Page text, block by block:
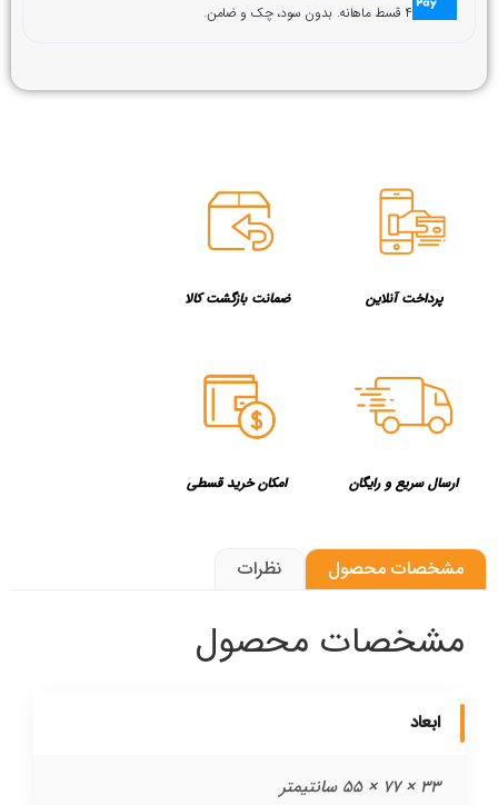
۴ قسط ماهانه. بدون سود، چک و ضامن.
پرداخت آنلاین ضمانت بازگشت کالا
ارسال سریع و رایگان امکان خرید قسطی
مشخصات محصول نظرات
مشخصات محصول
ابعاد
33 × 77 × 55 سانتیمتر